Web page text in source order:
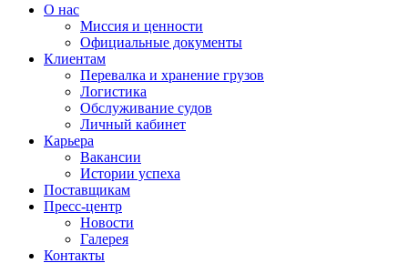
О нас
Миссия и ценности
Официальные документы
Клиентам
Перевалка и хранение грузов
Логистика
Обслуживание судов
Личный кабинет
Карьера
Вакансии
Истории успеха
Поставщикам
Пресс-центр
Новости
Галерея
Контакты